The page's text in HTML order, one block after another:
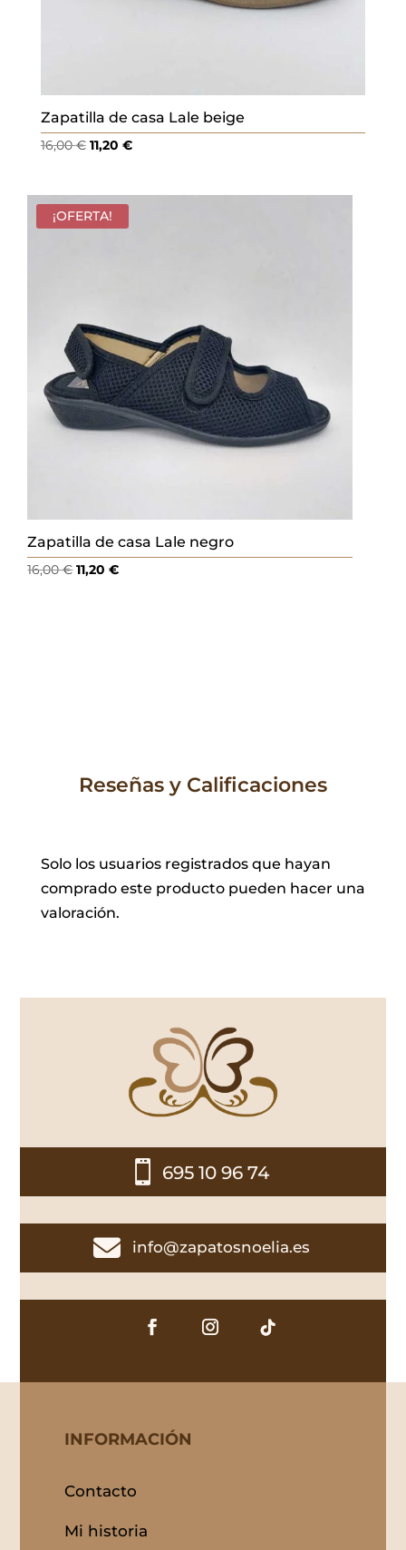
Zapatilla de casa Lale beige
16,00€ El
original
era:
11,20 €El
actual
¡OFERTA!
Zapatilla de casa Lale negro
16,00€El
11,20€El
Reseñas y Calificaciones
Solo los usuarios registrados que hayan
comprado este producto pueden hacer una
valoración.
 695 10 96 74
 info@zapatosnoelia.es
INFORMACIÓN
Contacto
Mi historia